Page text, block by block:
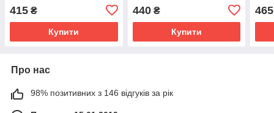
415 ₴
Купити
440₴
Купити
465
Про нас
98% позитивних з 146 відгуків за рік